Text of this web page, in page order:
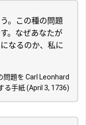
。この種の問題
。なぜあなたが
なるのか、私に
題を Carl Leonhard
る手紙 (April 3, 1736)